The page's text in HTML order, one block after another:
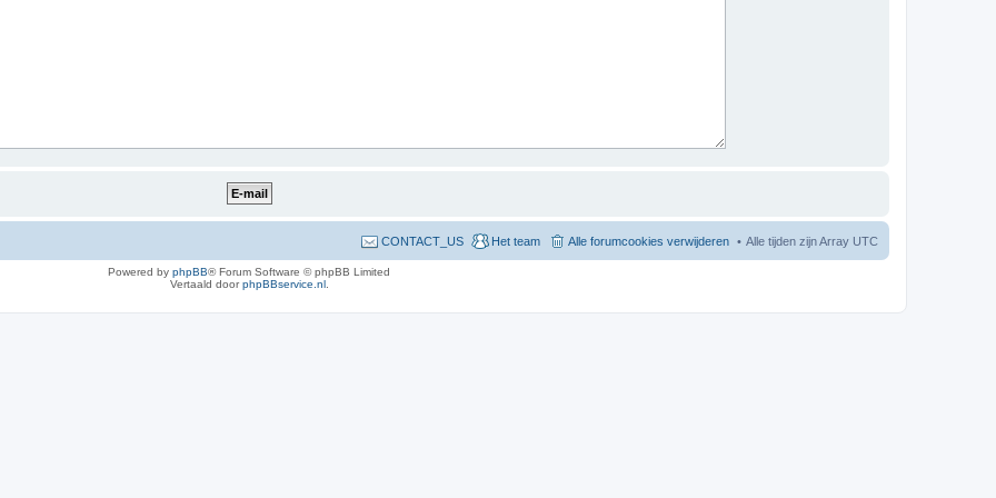
Alle tijden zijn Array UTC
Alle forumcookies verwijderen
Het team
CONTACT_US
Powered by phpBB® Forum Software © phpBB Limited
Vertaald doorphpBBservice.nl.